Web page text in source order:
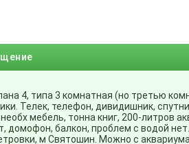
4, типа 3 комнатная (но третью
Телек, телефон, дивидишник,
мебель, тонна книг, 200-литров
балкон, проблем с водой
м Святошин. Можно с